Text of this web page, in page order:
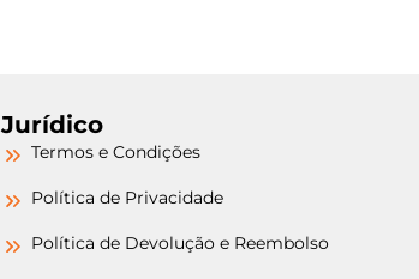
Jurídico
Termos e Condições
Política de Privacidade
Política de Devolução e Reembolso